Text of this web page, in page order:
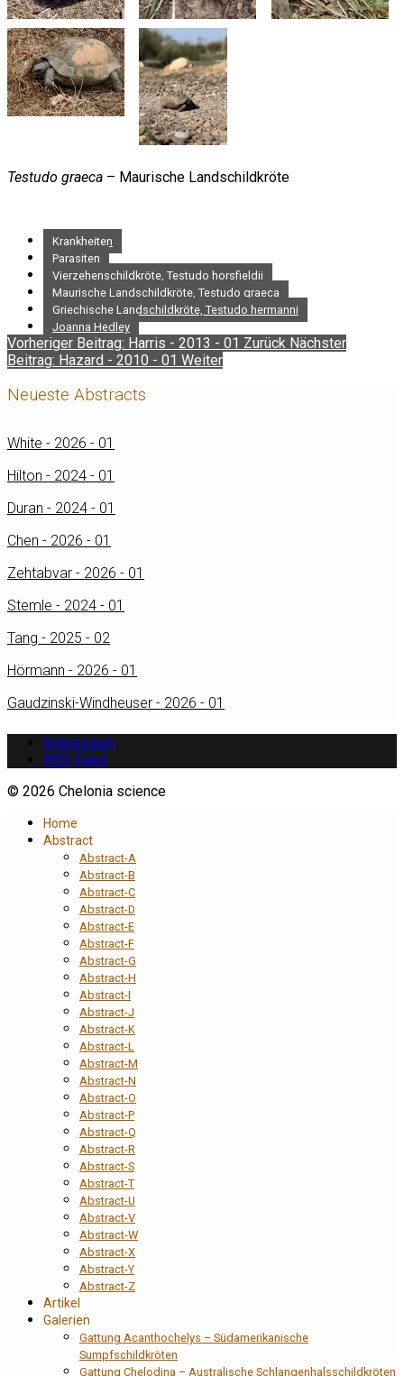
Testudo graeca – Maurische Landschildkröte
Krankheiten
Parasiten
Vierzehenschildkröte, Testudo horsfieldii
Maurische Landschildkröte, Testudo graeca
Griechische Landschildkröte, Testudo hermanni
Joanna Hedley
Vorheriger Beitrag: Harris - 2013 - 01 Zurück Nächster
Beitrag: Hazard - 2010 - 01 Weiter
Neueste Abstracts
White - 2026 - 01
Hilton - 2024 - 01
Duran - 2024 - 01
Chen - 2026 - 01
Zehtabvar - 2026 - 01
Stemle - 2024 - 01
Tang - 2025 - 02
Hörmann - 2026 - 01
Gaudzinski-Windheuser - 2026 - 01
Impressum
RSS Feed
© 2026 Chelonia science
Home
Abstract
Abstract-A
Abstract-B
Abstract-C
Abstract-D
Abstract-E
Abstract-F
Abstract-G
Abstract-H
Abstract-I
Abstract-J
Abstract-K
Abstract-L
Abstract-M
Abstract-N
Abstract-O
Abstract-P
Abstract-Q
Abstract-R
Abstract-S
Abstract-T
Abstract-U
Abstract-V
Abstract-W
Abstract-X
Abstract-Y
Abstract-Z
Artikel
Galerien
Gattung Acanthochelys – Südamerikanische
Sumpfschildkröten
Gattung Chelodina – Australische Schlangenhalsschildkröten